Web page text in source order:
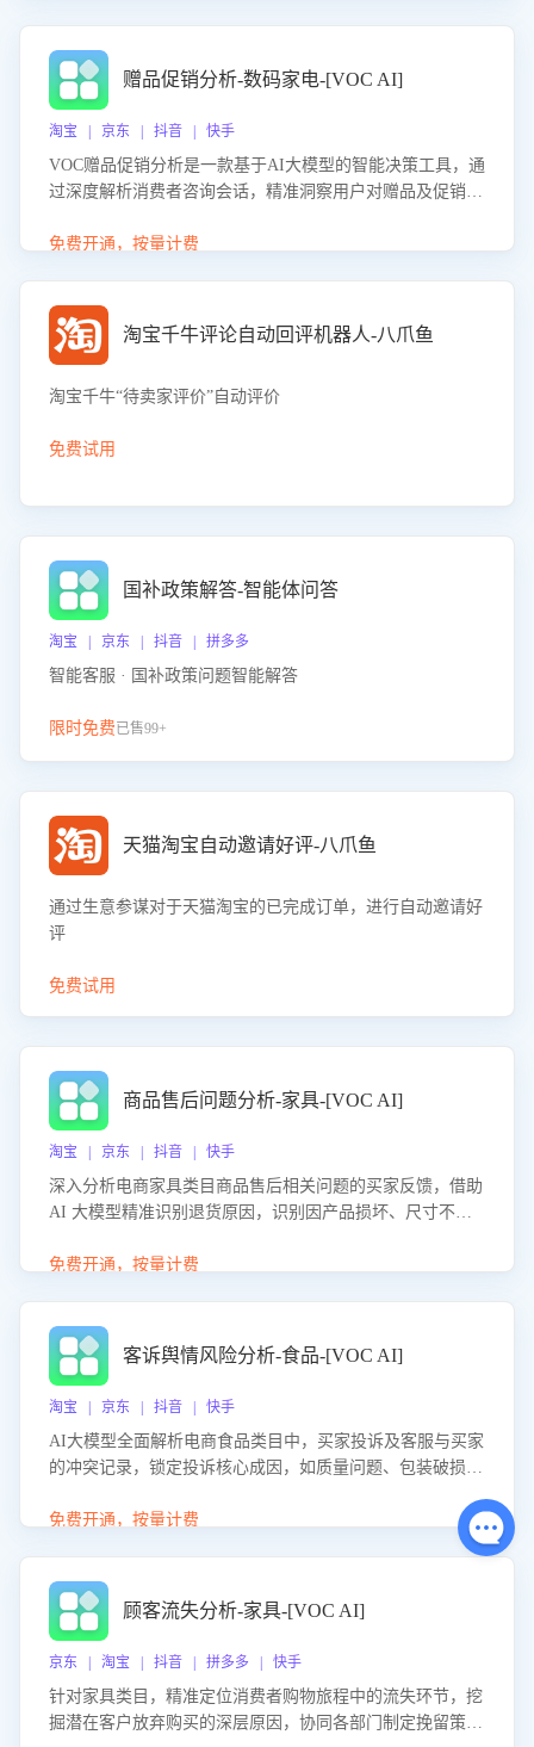
赠品促销分析-数码家电-[VOC AI]
淘宝 | 京东 | 抖音 | 快手
VOC赠品促销分析是一款基于AI大模型的智能决策工具，通
过深度解析消费者咨询会话，精准洞察用户对赠品及促销政
销诉求，帮助企业制定个性化赠品组合策略，优化资源投放
免费开通，按量计费
淘宝千牛评论自动回评机器人-八爪鱼
淘宝千牛“待卖家评价”自动评价
免费试用
国补政策解答-智能体问答
淘宝 | 京东 | 抖音 | 拼多多
智能客服 · 国补政策问题智能解答
限时免费已售99+
天猫淘宝自动邀请好评-八爪鱼
通过生意参谋对于天猫淘宝的已完成订单，进行自动邀请好
评
免费试用
商品售后问题分析-家具-[VOC AI]
淘宝 | 京东 | 抖音 | 快手
深入分析电商家具类目商品售后相关问题的买家反馈，借助
AI 大模型精准识别退货原因，识别因产品损坏、尺寸不符
力商家优化产品或服务，实现销售额的显著提升。
免费开通，按量计费
客诉舆情风险分析-食品-[VOC AI]
淘宝 | 京东 | 抖音 | 快手
AI大模型全面解析电商食品类目中，买家投诉及客服与买家
的冲突记录，锁定投诉核心成因，如质量问题、包装破损
置差评防控，提升客户满意度。
免费开通，按量计费
顾客流失分析-家具-[VOC AI]
京东 | 淘宝 | 抖音 | 拼多多 | 快手
针对家具类目，精准定位消费者购物旅程中的流失环节，挖
掘潜在客户放弃购买的深层原因，协同各部门制定挽留策